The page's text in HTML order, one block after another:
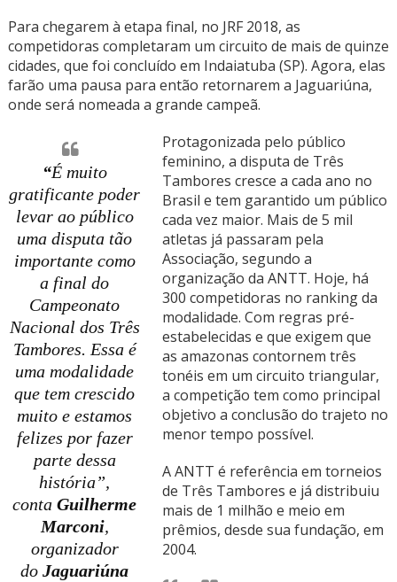
Para chegarem à etapa final, no JRF 2018, as
competidoras completaram um circuito de mais de quinze
cidades, que foi concluído em Indaiatuba (SP). Agora, elas
farão uma pausa para então retornarem a Jaguariúna,
onde será nomeada a grande campeã.
“É muito
gratificante poder
levar ao público
uma disputa tão
importante como
a final do
Campeonato
Nacional dos Três
Tambores. Essa é
uma modalidade
que tem crescido
muito e estamos
felizes por fazer
parte dessa
história”,
contaGuilherme
Marconi,
organizador
doJaguariúna
Protagonizada pelo público
feminino, a disputa de Três
Tambores cresce a cada ano no
Brasil e tem garantido um público
cada vez maior. Mais de 5 mil
atletas já passaram pela
Associação, segundo a
organização da ANTT. Hoje, há
300 competidoras no ranking da
modalidade. Com regras pré-
estabelecidas e que exigem que
as amazonas contornem três
tonéis em um circuito triangular,
a competição tem como principal
objetivo a conclusão do trajeto no
menor tempo possível.
A ANTT é referência em torneios
de Três Tambores e já distribuiu
mais de 1 milhão e meio em
prêmios, desde sua fundação, em
2004.